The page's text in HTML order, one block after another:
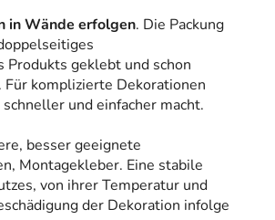
in Wände erfolgen. Die Packung
Produkts geklebt und schon
komplizierte Dekorationen
und einfacher macht.
besser geeignete
Montagekleber. Eine stabile
von ihrer Temperatur und
der Dekoration infolge